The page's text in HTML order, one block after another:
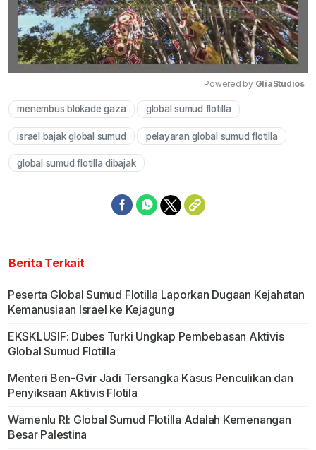
Powered by GliaStudios
menembus blokade gaza global sumud flotilla
israel bajak global sumud pelayaran global sumud flotilla
global sumud flotilla dibajak
Berita Terkait
Peserta Global Sumud Flotilla Laporkan Dugaan Kejahatan
Kemanusiaan Israel ke Kejagung
EKSKLUSIF: Dubes Turki Ungkap Pembebasan Aktivis
Global Sumud Flotilla
Menteri Ben-Gvir Jadi Tersangka Kasus Penculikan dan
Penyiksaan Aktivis Flotila
Wamenlu RI: Global Sumud Flotilla Adalah Kemenangan
Besar Palestina